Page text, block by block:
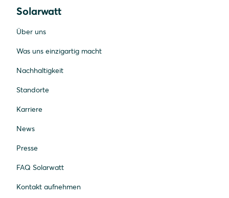
Solarwatt
Über uns
Was uns einzigartig macht
Nachhaltigkeit
Standorte
Karriere
News
Presse
FAQ Solarwatt
Kontakt aufnehmen